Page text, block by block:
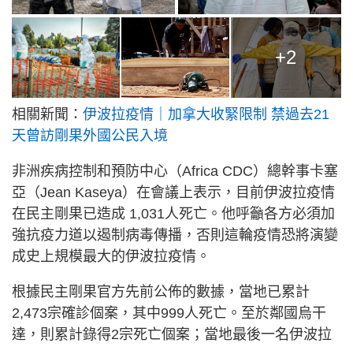
+2
相關新聞： 伊波拉疫情｜加拿大收緊限制 禁過去21
天曾訪剛果外國公民入境
非洲疾病控制和預防中心（Africa CDC）總幹事卡塞
亞（Jean Kaseya）在會議上表示，目前伊波拉疫情
在民主剛果已造成 1,031人死亡。他呼籲各方必須加
強抗疫力道以遏制病毒傳播，否則這輪疫情恐將演變
成史上規模最大的伊波拉疫情。
根據民主剛果官方先前公佈的數據，當地已累計
2,473宗確診個案，其中999人死亡。至於鄰國烏干
達，則累計錄得2宗死亡個案；當地最後一名伊波拉